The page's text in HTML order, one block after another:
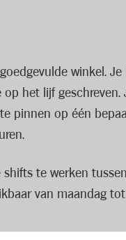
winkel. Je
het lijf geschreven.
pinnen op één
te werken
van maandag